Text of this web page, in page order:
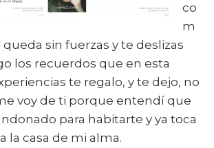
co
m
sin fuerzas y te deslizas
los recuerdos que en esta
te regalo, y te dejo, no
voy de ti porque entendí que
para habitarte y ya toca
la casa de mi alma.